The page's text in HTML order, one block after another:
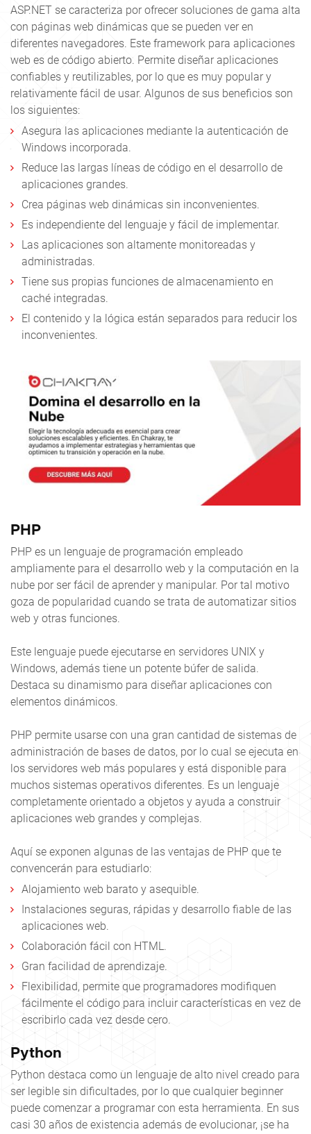
ASP.NET se caracteriza por ofrecer soluciones de gama alta
con páginas web dinámicas que se pueden ver en
diferentes navegadores. Este framework para aplicaciones
web es de código abierto. Permite diseñar aplicaciones
confiables y reutilizables, por lo que es muy popular y
relativamente fácil de usar. Algunos de sus beneficios son
los siguientes:
Asegura las aplicaciones mediante la autenticación de
Windows incorporada.
Reduce las largas líneas de código en el desarrollo de
aplicaciones grandes.
Crea páginas web dinámicas sin inconvenientes.
Es independiente del lenguaje y fácil de implementar.
Las aplicaciones son altamente monitoreadas y
administradas.
Tiene sus propias funciones de almacenamiento en
caché integradas.
El contenido y la lógica están separados para reducir los
inconvenientes.
PHP
PHP es un lenguaje de programación empleado
ampliamente para el desarrollo web y la computación en la
nube por ser fácil de aprender y manipular. Por tal motivo
goza de popularidad cuando se trata de automatizar sitios
web y otras funciones.
Este lenguaje puede ejecutarse en servidores UNIX y
Windows, además tiene un potente búfer de salida.
Destaca su dinamismo para diseñar aplicaciones con
elementos dinámicos.
PHP permite usarse con una gran cantidad de sistemas de
administración de bases de datos, por lo cual se ejecuta en
los servidores web más populares y está disponible para
muchos sistemas operativos diferentes. Es un lenguaje
completamente orientado a objetos y ayuda a construir
aplicaciones web grandes y complejas.
Aquí se exponen algunas de las ventajas de PHP que te
convencerán para estudiarlo:
Alojamiento web barato y asequible.
Instalaciones seguras, rápidas y desarrollo fiable de las
aplicaciones web.
Colaboración fácil con HTML.
Gran facilidad de aprendizaje.
Flexibilidad, permite que programadores modifiquen
fácilmente el código para incluir características en vez de
escribirlo cada vez desde cero.
Python
Python destaca como un lenguaje de alto nivel creado para
ser legible sin dificultades, por lo que cualquier beginner
puede comenzar a programar con esta herramienta. En sus
casi 30 años de existencia además de evolucionar, ¡se ha